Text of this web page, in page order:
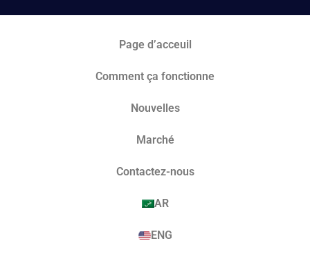
Page d’acceuil
Comment ça fonctionne
Nouvelles
Marché​
Contactez-nous
AR
ENG